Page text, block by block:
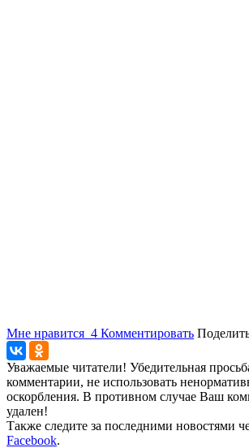
Мне нравится 4 Комментировать
Уважаемые читатели! Убедительная
комментарии, не использовать
оскорбления. В противном случае Ваш
удален!
Также следите за последними новостями
Facebook.